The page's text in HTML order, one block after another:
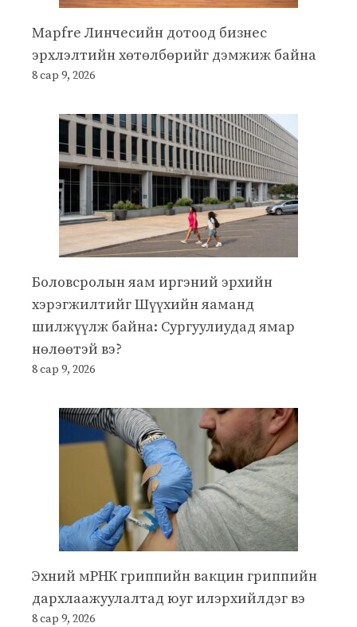
Mapfre Линчесийн дотоод бизнес
эрхлэлтийн хөтөлбөрийг дэмжиж байна
8 сар 9, 2026
Боловсролын яам иргэний эрхийн
хэрэгжилтийг Шүүхийн яаманд
шилжүүлж байна: Сургуулиудад ямар
нөлөөтэй вэ?
8 сар 9, 2026
Эхний мРНК гриппийн вакцин гриппийн
дархлаажуулалтад юуг илэрхийлдэг вэ
8 сар 9, 2026